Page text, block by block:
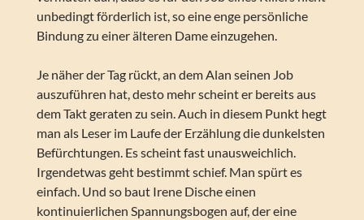
unbedingt förderlich ist, so eine enge persönliche
Bindung zu einer älteren Dame einzugehen.
Je näher der Tag rückt, an dem Alan seinen Job
auszuführen hat, desto mehr scheint er bereits aus
dem Takt geraten zu sein. Auch in diesem Punkt hegt
man als Leser im Laufe der Erzählung die dunkelsten
Befürchtungen. Es scheint fast unausweichlich.
Irgendetwas geht bestimmt schief. Man spürt es
einfach. Und so baut Irene Dische einen
kontinuierlichen Spannungsbogen auf, der eine